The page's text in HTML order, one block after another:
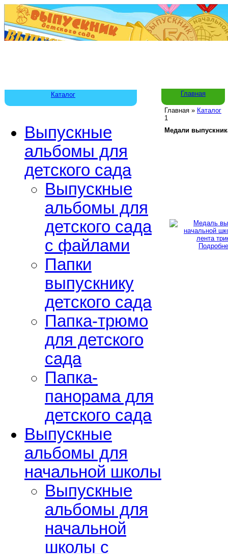
Каталог Главная
Выпускные
альбомы для
детского сада
Выпускные
альбомы для
детского сада
с файлами
Папки
выпускнику
детского сада
Папка-трюмо
для детского
сада
Папка-
панорама для
детского сада
Выпускные
альбомы для
начальной школы
Выпускные
альбомы для
начальной
школы с
Главная » Каталог
1
Медали